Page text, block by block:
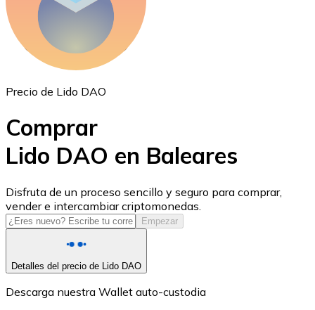
ETH
USD Coin
USDC
Precio de Lido DAO
Comprar
Lido DAO en Baleares
Disfruta de un proceso sencillo y seguro para comprar,
vender e intercambiar criptomonedas.
Empezar
Detalles del precio de Lido DAO
Descarga nuestra Wallet auto-custodia